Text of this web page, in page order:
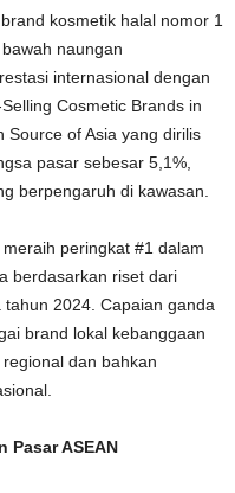
kosmetik halal nomor 1
naungan
internasional dengan
Cosmetic Brands in
Source of Asia yang dirilis
pasar sebesar 5,1%,
berpengaruh di kawasan.
peringkat #1 dalam
berdasarkan riset dari
2024. Capaian ganda
brand lokal kebanggaan
dan bahkan
Pasar ASEAN